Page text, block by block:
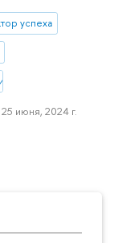
успеха
25 июня, 2024 г.